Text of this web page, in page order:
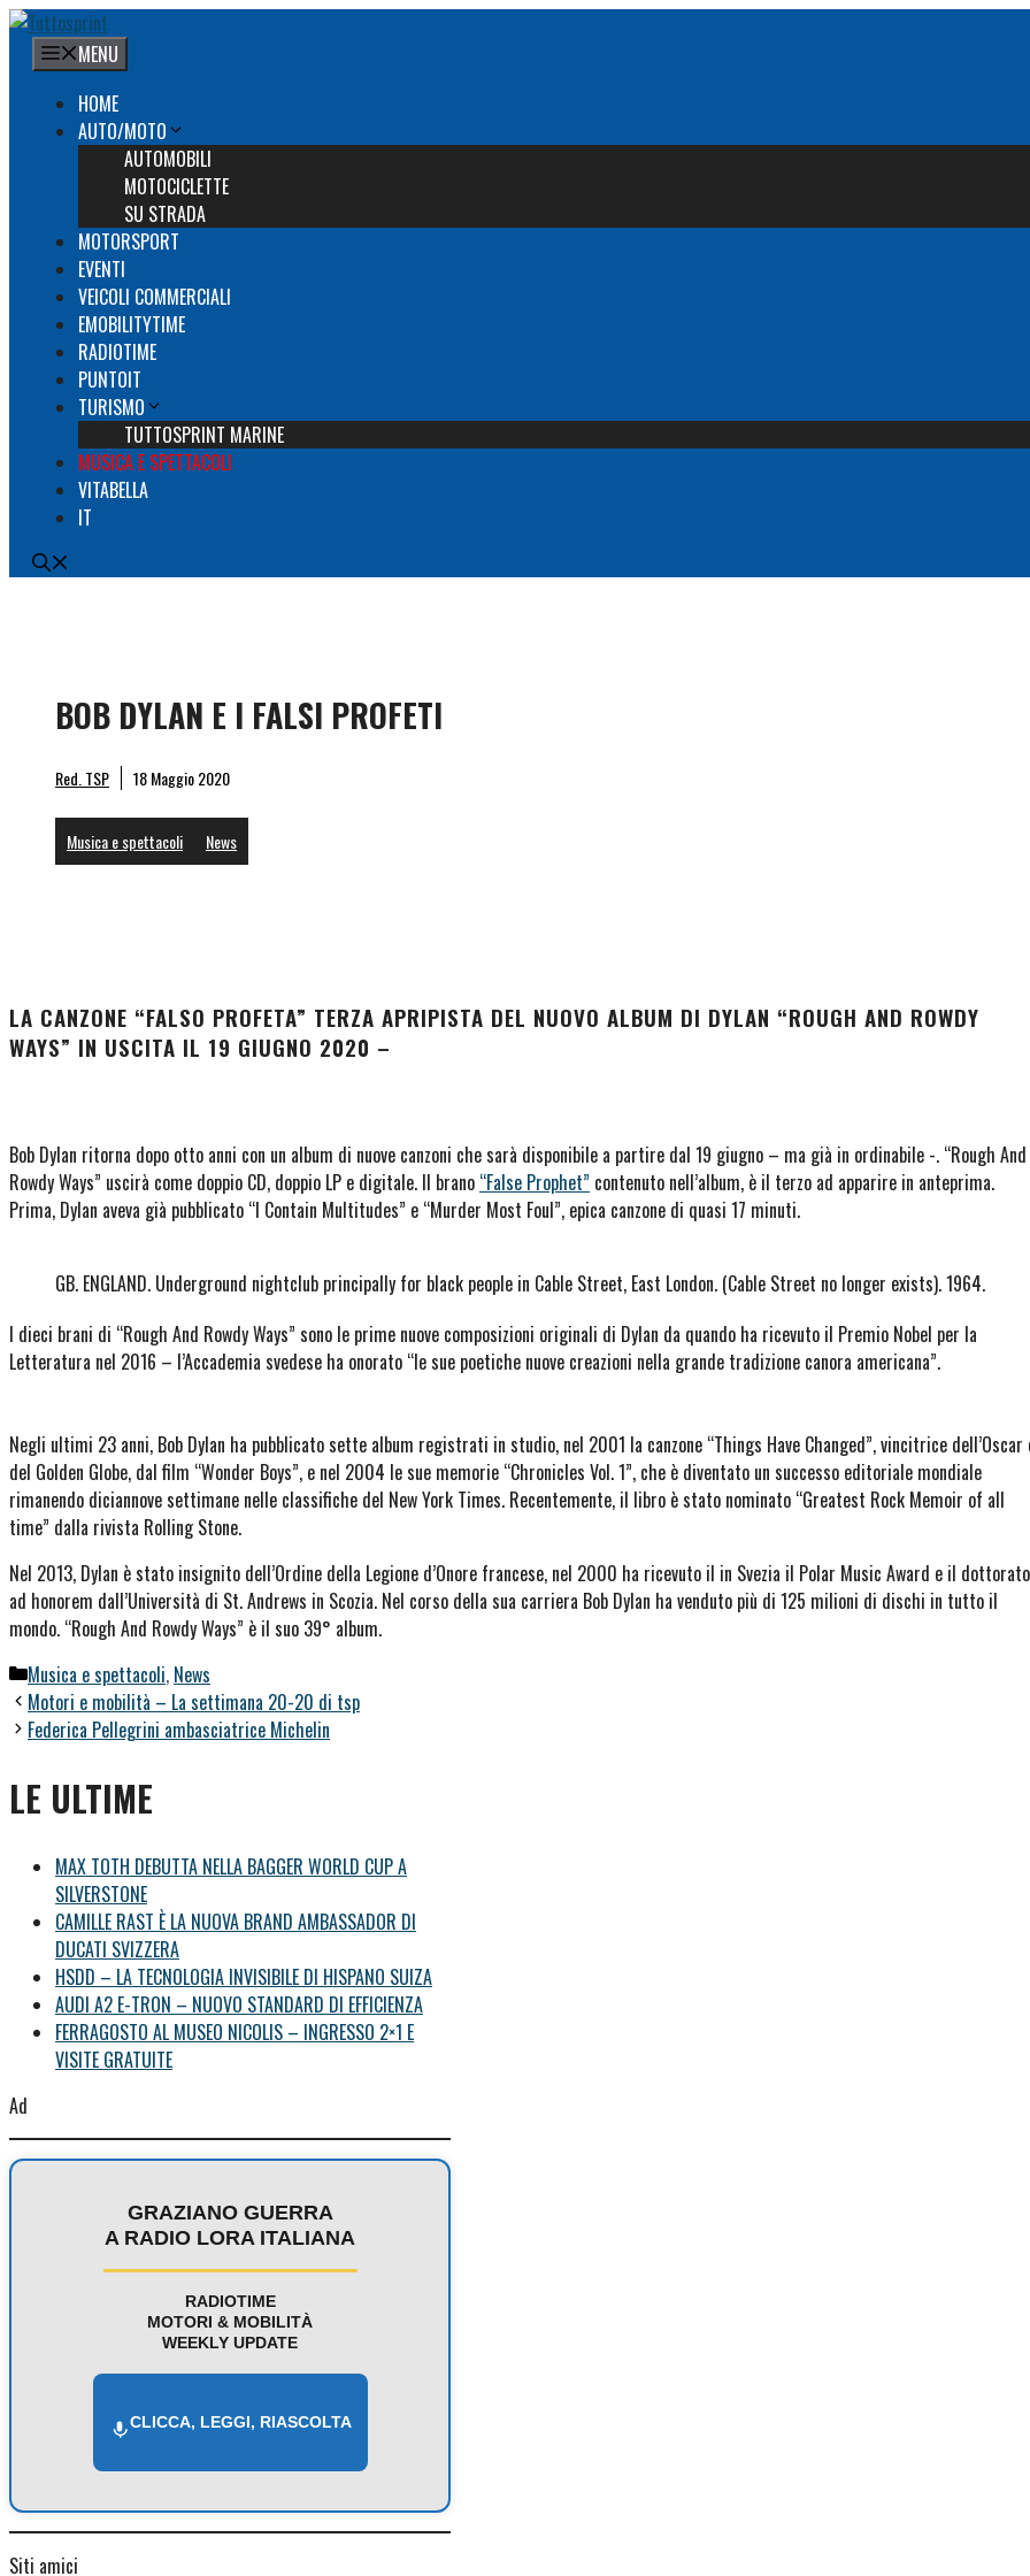
Vai
contenuto
MENU
HOME
AUTO/MOTO
AUTOMOBILI
MOTOCICLETTE
SU STRADA
MOTORSPORT
EVENTI
VEICOLI COMMERCIALI
EMOBILITYTIME
RADIOTIME
PUNTOIT
TURISMO
TUTTOSPRINT MARINE
MUSICA E SPETTACOLI
VITABELLA
IT
BOB DYLAN E I FALSI PROFETI
Red. TSP 18 Maggio 2020
Musica e spettacoli News
LA CANZONE “FALSO PROFETA” TERZA APRIPISTA DEL NUOVO ALBUM DI DYLAN “ROUGH AND ROWDY
WAYS” IN USCITA IL 19 GIUGNO 2020 –
Bob Dylan ritorna dopo otto anni con un album di nuove canzoni che sarà disponibile a partire dal 19 giugno – ma già in ordinabile -. “Rough And
Rowdy Ways” uscirà come doppio CD, doppio LP e digitale. Il brano “False Prophet” contenuto nell’album, è il terzo ad apparire in anteprima.
Prima, Dylan aveva già pubblicato “I Contain Multitudes” e “Murder Most Foul”, epica canzone di quasi 17 minuti.
GB. ENGLAND. Underground nightclub principally for black people in Cable Street, East London. (Cable Street no longer exists). 1964.
I dieci brani di “Rough And Rowdy Ways” sono le prime nuove composizioni originali di Dylan da quando ha ricevuto il Premio Nobel per la
Letteratura nel 2016 – l’Accademia svedese ha onorato “le sue poetiche nuove creazioni nella grande tradizione canora americana”.
Negli ultimi 23 anni, Bob Dylan ha pubblicato sette album registrati in studio, nel 2001 la canzone “Things Have Changed”, vincitrice dell’Oscar
del Golden Globe, dal film “Wonder Boys”, e nel 2004 le sue memorie “Chronicles Vol. 1”, che è diventato un successo editoriale mondiale
rimanendo diciannove settimane nelle classifiche del New York Times. Recentemente, il libro è stato nominato “Greatest Rock Memoir of all
time” dalla rivista Rolling Stone.
Nel 2013, Dylan è stato insignito dell’Ordine della Legione d’Onore francese, nel 2000 ha ricevuto il in Svezia il Polar Music Award e il dottorato
ad honorem dall’Università di St. Andrews in Scozia. Nel corso della sua carriera Bob Dylan ha venduto più di 125 milioni di dischi in tutto il
mondo. “Rough And Rowdy Ways” è il suo 39° album.
Categorie
Musica e spettacoli, News
Motori e mobilità – La settimana 20-20 di tsp
Federica Pellegrini ambasciatrice Michelin
LE ULTIME
MAX TOTH DEBUTTA NELLA BAGGER WORLD CUP A
SILVERSTONE
CAMILLE RAST È LA NUOVA BRAND AMBASSADOR DI
DUCATI SVIZZERA
HSDD – LA TECNOLOGIA INVISIBILE DI HISPANO SUIZA
AUDI A2 E-TRON – NUOVO STANDARD DI EFFICIENZA
FERRAGOSTO AL MUSEO NICOLIS – INGRESSO 2×1 E
VISITE GRATUITE
Ad
GRAZIANO GUERRA
A RADIO LORA ITALIANA
RADIOTIME
MOTORI & MOBILITÀ
WEEKLY UPDATE
CLICCA, LEGGI, RIASCOLTA
Siti amici